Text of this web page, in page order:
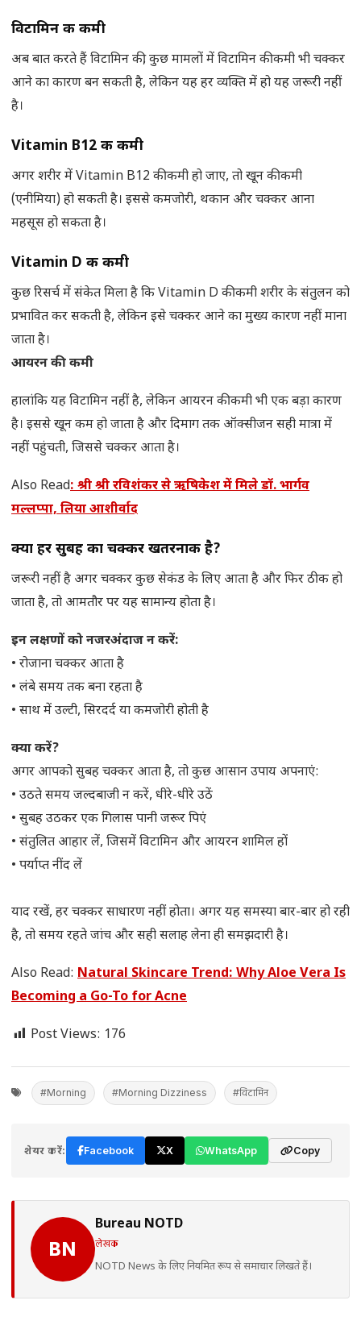
विटामिन की कमी
अब बात करते हैं विटामिन की, कुछ मामलों में विटामिन की कमी भी चक्कर
आने का कारण बन सकती है, लेकिन यह हर व्यक्ति में हो यह जरूरी नहीं
है।
Vitamin B12 की कमी
अगर शरीर में Vitamin B12 की कमी हो जाए, तो खून की कमी
(एनीमिया) हो सकती है। इससे कमजोरी, थकान और चक्कर आना
महसूस हो सकता है।
Vitamin D की कमी
कुछ रिसर्च में संकेत मिला है कि Vitamin D की कमी शरीर के संतुलन को
प्रभावित कर सकती है, लेकिन इसे चक्कर आने का मुख्य कारण नहीं माना
जाता है।
आयरन की कमी
हालांकि यह विटामिन नहीं है, लेकिन आयरन की कमी भी एक बड़ा कारण
है। इससे खून कम हो जाता है और दिमाग तक ऑक्सीजन सही मात्रा में
नहीं पहुंचती, जिससे चक्कर आता है।
Also Read: श्री श्री रविशंकर से ऋषिकेश में मिले डॉ. भार्गव
मल्लप्पा, लिया आशीर्वाद
क्या हर सुबह का चक्कर खतरनाक है?
जरूरी नहीं है अगर चक्कर कुछ सेकंड के लिए आता है और फिर ठीक हो
जाता है, तो आमतौर पर यह सामान्य होता है।
इन लक्षणों को नजरअंदाज न करें:
• रोजाना चक्कर आता है
• लंबे समय तक बना रहता है
• साथ में उल्टी, सिरदर्द या कमजोरी होती है
क्या करें?
अगर आपको सुबह चक्कर आता है, तो कुछ आसान उपाय अपनाएं:
• उठते समय जल्दबाजी न करें, धीरे-धीरे उठें
• सुबह उठकर एक गिलास पानी जरूर पिएं
• संतुलित आहार लें, जिसमें विटामिन और आयरन शामिल हों
• पर्याप्त नींद लें
याद रखें, हर चक्कर साधारण नहीं होता। अगर यह समस्या बार-बार हो रही
है, तो समय रहते जांच और सही सलाह लेना ही समझदारी है।
Also Read: Natural Skincare Trend: Why Aloe Vera Is
Becoming a Go-To for Acne
Post Views: 176
#Morning #Morning Dizziness #विटामिन
शेयर करें: Facebook X WhatsApp Copy
BN
Bureau NOTD
लेखक
NOTD News के लिए नियमित रूप से समाचार लिखते हैं।